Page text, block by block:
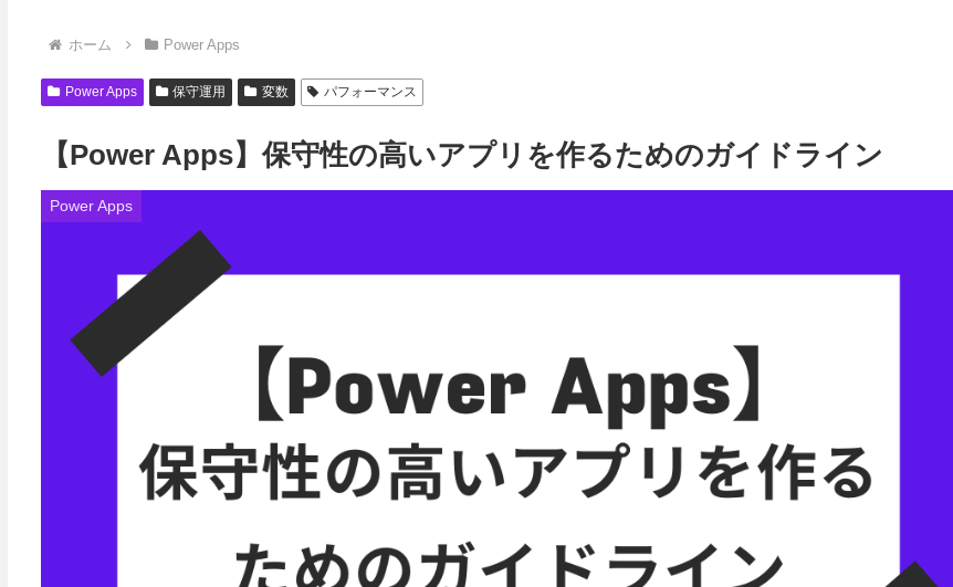
ホーム Power Apps
Power Apps 保守運用 変数 パフォーマンス
【Power Apps】保守性の高いアプリを作るためのガイドライン
Power Apps